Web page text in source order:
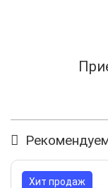
Хит продаж